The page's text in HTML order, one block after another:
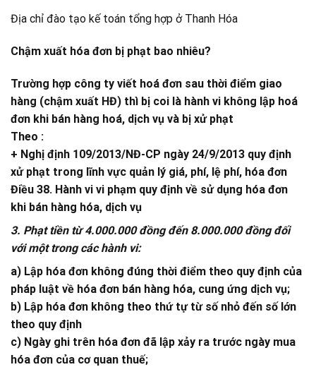
Địa chỉ đào tạo kế toán tổng hợp ở Thanh Hóa
Chậm xuất hóa đơn bị phạt bao nhiêu?
Trường hợp công ty viết hoá đơn sau thời điểm giao
hàng (chậm xuất HĐ) thì bị coi là hành vi không lập hoá
đơn khi bán hàng hoá, dịch vụ và bị xử phạt
Theo :
+ Nghị định 109/2013/NĐ-CP ngày 24/9/2013 quy định
xử phạt trong lĩnh vực quản lý giá, phí, lệ phí, hóa đơn
Điều 38. Hành vi vi phạm quy định về sử dụng hóa đơn
khi bán hàng hóa, dịch vụ
3. Phạt tiền từ 4.000.000 đồng đến 8.000.000 đồng đối
với một trong các hành vi:
a) Lập hóa đơn không đúng thời điểm theo quy định của
pháp luật về hóa đơn bán hàng hóa, cung ứng dịch vụ;
b) Lập hóa đơn không theo thứ tự từ số nhỏ đến số lớn
theo quy định
c) Ngày ghi trên hóa đơn đã lập xảy ra trước ngày mua
hóa đơn của cơ quan thuế;